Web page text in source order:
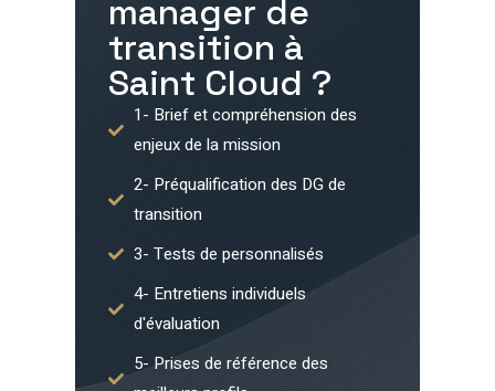
manager de
transition à
Saint Cloud ?
1- Brief et compréhension des
enjeux de la mission
2- Préqualification des DG de
transition
3- Tests de personnalisés
4- Entretiens individuels
d'évaluation
5- Prises de référence des